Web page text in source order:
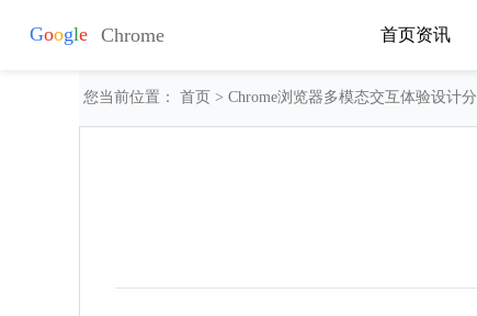
首页资讯
您当前位置： 首页 > Chrome浏览器多模态交互体验设计